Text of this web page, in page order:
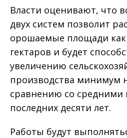
Власти оценивают, что
двух систем позволит
орошаемые площади
гектаров и будет
увеличению
производства минимум
сравнению со средними
последних десяти лет.
Работы будут